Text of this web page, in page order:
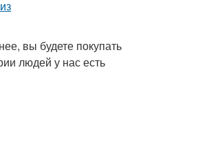
вы будете покупать
людей у нас есть